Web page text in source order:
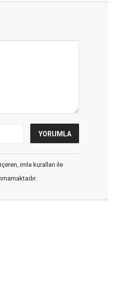
imla kuralları ile